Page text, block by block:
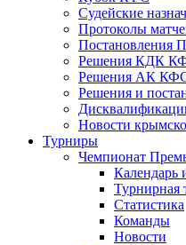
Судейские
Протоколы
Постановления
Решения КДК
Решения АК
Решения и
Новости
Турниры
Чемпионат
Календарь
Турнирная
Статистика
Команды
Новости